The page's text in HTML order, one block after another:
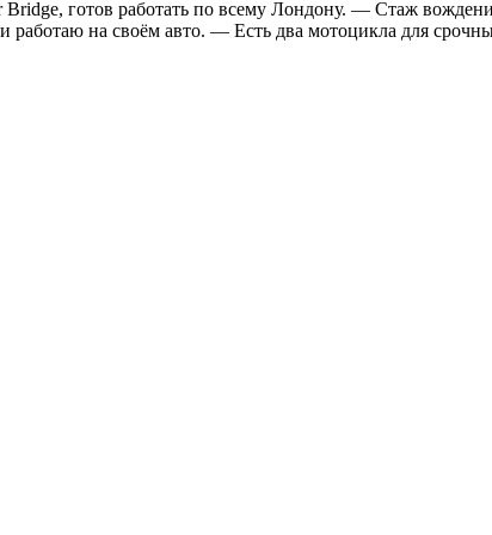
готов работать по всему Лондону. — Стаж
на своём авто. — Есть два мотоцикла для